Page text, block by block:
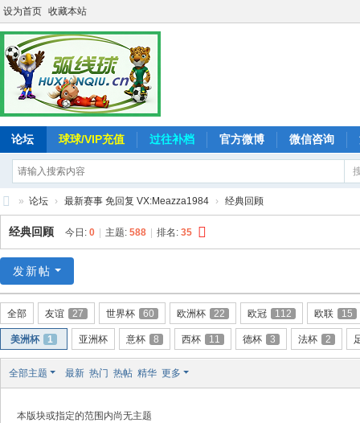
设为首页 收藏本站
论坛 球球/VIP充值 过往补档 官方微博 微信咨询
弧
线
-
追
求
致
» 论坛 › 最新赛事 免回复 VX:Meazza1984 › 经典回顾
经典回顾 今日: 0 主题: 588 排名: 35
发新帖
全部 友谊 27 世界杯 60 欧洲杯 22 欧冠 112 欧联 15
美洲杯 1 亚洲杯 意杯 8 西杯 11 德杯 3 法杯 2
全部主题 最新 热门 热帖 精华 更多
本版块或指定的范围内尚无主题